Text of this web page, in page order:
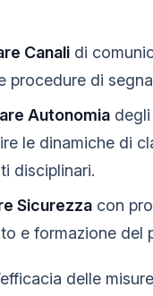
Canali di
procedure di
Autonomia
le dinamiche di
disciplinari.
Sicurezza con
e formazione del
delle